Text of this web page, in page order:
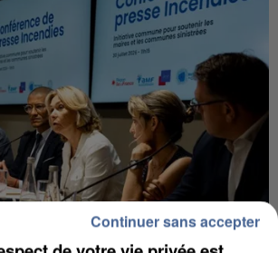
Continuer sans accepter